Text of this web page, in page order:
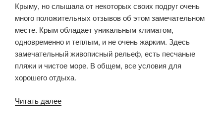
Крыму, но слышала от некоторых своих подруг очень
много положительных отзывов об этом замечательном
месте. Крым обладает уникальным климатом,
одновременно и теплым, и не очень жарким. Здесь
замечательный живописный рельеф, есть песчаные
пляжи и чистое море. В общем, все условия для
хорошего отдыха.
Читать далее